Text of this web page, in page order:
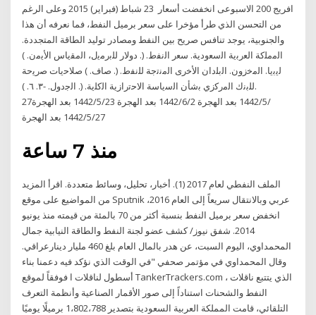
افريج 200 الاسبوعى انخفضت أسعار 23 شباط (فبراير) 2015 وعلى الرغم
من التحسن الذي طرأ مؤخرا على سعر برميل النفط، فما نعرفه أن هذا
والجنوبية، يوجد تنافس صريح بين النفط ومصادر توليد الطاقة المتجددة.
اﻟﻣﻣﻠﻛﺔ اﻟﻌرﺑﻳﺔ اﻟﺳﻌودﻳﺔ. ﺳﻌر اﻟﻧﻔط. (. دوﻻر ﻟﻠﺑرﻣﻳﻝ، اﻟﻣﻘﻳﺎس اﻷﻳﻣن. )
ﻟﻳﺑﻳﺎ. اﻟﻣﺧزون. اﻟﺑﻠدان اﻷﺧرى اﻟﻣﻧﺗﺟﺔ ﻟﻠﻧﻔط. (. ﺻﺎف. ) ﺻﻼﺣﻳﺎت ﺻرﻳﺣﺔ
ﻟﻠﺑﻧك اﻟﻣرﻛزي ﺑﺷﺄن اﻟﺳﻳﺎﺳﺔ اﻻﺣﺗرازﻳﺔ اﻟﻛﻠﻳﺔ. (. اﻟﺟدوﻝ. -٣. ٦. ).
27‏‏/5‏‏/1442 بعد الهجرة 2‏‏/6‏‏/1442 بعد الهجرة 23‏‏/5‏‏/1442 بعد الهجرة
27‏‏/5‏‏/1442 بعد الهجرة
منذ 7 ساعة
الملف النفطي لعام 2017 (1). أخبار، تحليل، وسائط متعددة. اقرأ المزيد
من المواضيع على موقع Sputnik عربي وبالانتقال سريعاً إلى العام 2016،
انخفض سعر برميل النفط بنسبة أكثر من 70 بالمئة من قيمته منذ يونيو
2014. شفق نيوز/ كشف عضو لجنة النفط والطاقة النيابية جمال
المحمداوي، اليوم السبت، عن هدر بالمال العام بلغ 460 مليار دينارعراقي.
وقال المحمداوي في مؤتمر صحفي "في الوقت الذي نؤكد فيه دعمنا بناء
أسطول لناقلات ا فوفقاً لموقع TankerTrackers.com ، الذي يتتبع ناقلات
النفط والشحنات استناداً إلى صور الأقمار الصناعية وأنظمة التعرف
التلقائي، قامت المملكة العربية السعودية بتصدير 1،802،788 برميلًا يوميًا